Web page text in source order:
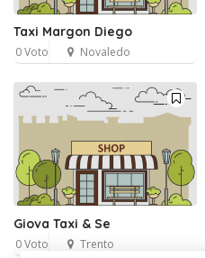
Taxi Margon Diego
0 Voto Novaledo
Giova Taxi & Se
0 Voto Trento